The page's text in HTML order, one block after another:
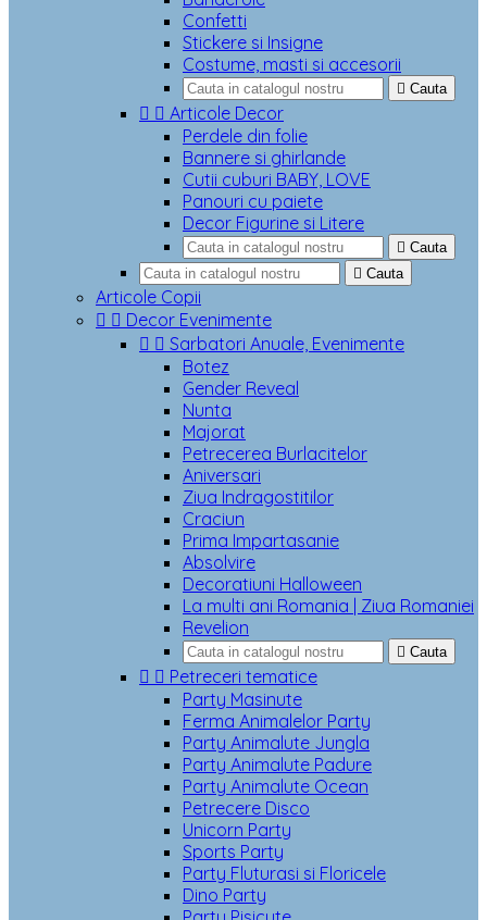
Confetti
Stickere si Insigne
Costume, masti si accesorii
 Cauta
  Articole Decor
Perdele din folie
Bannere si ghirlande
Cutii cuburi BABY, LOVE
Panouri cu paiete
Decor Figurine si Litere
 Cauta
 Cauta
Articole Copii
  Decor Evenimente
  Sarbatori Anuale, Evenimente
Botez
Gender Reveal
Nunta
Majorat
Petrecerea Burlacitelor
Aniversari
Ziua Indragostitilor
Craciun
Prima Impartasanie
Absolvire
Decoratiuni Halloween
La multi ani Romania | Ziua Romaniei
Revelion
 Cauta
  Petreceri tematice
Party Masinute
Ferma Animalelor Party
Party Animalute Jungla
Party Animalute Padure
Party Animalute Ocean
Petrecere Disco
Unicorn Party
Sports Party
Party Fluturasi si Floricele
Dino Party